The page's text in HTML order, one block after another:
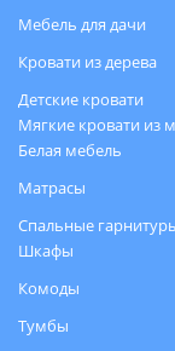
Мебель для дачи
Кровати из дерева
Детские кровати
Мягкие кровати из
Белая мебель
Матрасы
Спальные
Шкафы
Комоды
Тумбы